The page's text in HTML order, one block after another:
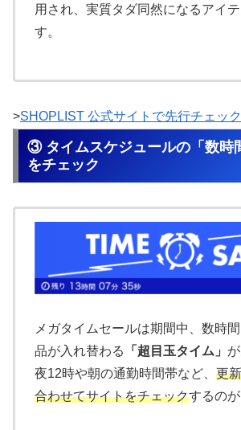
用され、実質タダ同然になるアイ
す。
>SHOPLIST 公式サイトで先行チェック
③ タイムスケジュールの「数時
をチェック
メガタイムセールは期間中、数時
品が入れ替わる
「超目玉タイム」
夜12時や朝の通勤時間帯など、 更
合わせてサイトをチェックするのが